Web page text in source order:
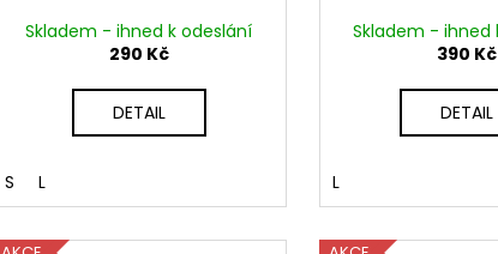
Skladem - ihned k odeslání
290 Kč
DETAIL
S L
Skladem - ihned
390 Kč
DETAIL
L